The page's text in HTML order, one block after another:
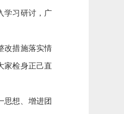
学习研讨，广
改措施落实情
家检身正己直
想、增进团